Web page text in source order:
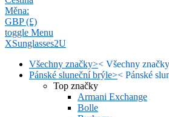
Měna:
GBP (£)
toggle Menu
XSunglasses2U
Všechny značky>< Všechny značky
Pánské sluneční brýle>< Pánské
Top značky
Armani Exchange
Bolle